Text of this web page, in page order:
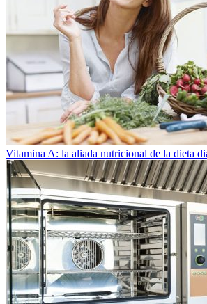
Vitamina A: la aliada nutricional de la dieta